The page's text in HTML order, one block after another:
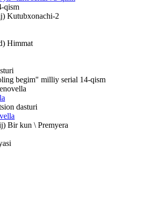
qism
Kutubxonachi-2
Himmat
begim" milliy serial 14-qism
dasturi
Bir kun \ Premyera